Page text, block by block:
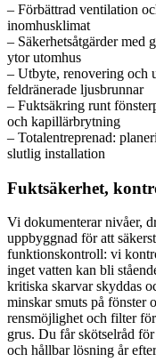
– Förbättrad ventilation
inomhusklimat
– Säkerhetsåtgärder med
ytor utomhus
– Utbyte, renovering och
feldränerade ljusbrunnar
– Fuktsäkring runt
och kapillärbrytning
– Totalentreprenad:
slutlig installation
Fuktsäkerhet,
Vi dokumenterar nivåer,
uppbyggnad för att
funktionskontroll: vi
inget vatten kan bli
kritiska skarvar skyddas
minskar smuts på fönster
rensmöjlighet och filter
grus. Du får skötselråd
och hållbar lösning år